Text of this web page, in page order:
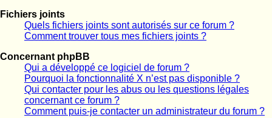
Fichiers joints
Quels fichiers joints sont autorisés sur ce forum ?
Comment trouver tous mes fichiers joints ?
Concernant phpBB
Qui a développé ce logiciel de forum ?
Pourquoi la fonctionnalité X n’est pas disponible ?
Qui contacter pour les abus ou les questions légales
concernant ce forum ?
Comment puis-je contacter un administrateur du forum ?